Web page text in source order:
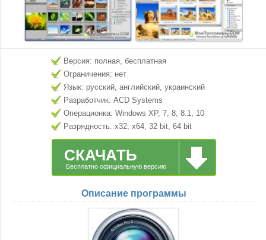
Версия: полная, бесплатная
Ограничения: нет
Язык: русский, английский, украинский
Разработчик: ACD Systems
Операционка: Windows XP, 7, 8, 8.1, 10
Разрядность: x32, x64, 32 bit, 64 bit
СКАЧАТЬ
Бесплатно официальную версию
Описание программы